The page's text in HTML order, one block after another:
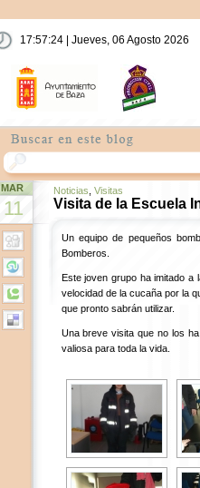
17:57:25 | Jueves, 06 Agosto 2026
MAR
11
Noticias Visitas
Visita de la Escuela
Un equipo de pequeños
Bomberos.
Este joven grupo ha imitado
velocidad de la cucaña por la
que pronto sabrán utilizar.
Una breve visita que no los
valiosa para toda la vida.